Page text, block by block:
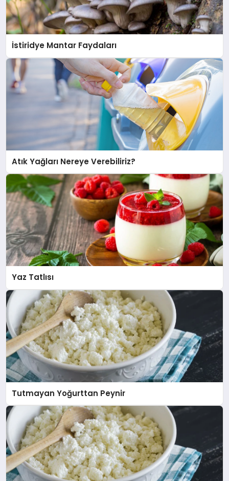
İstiridye Mantar Faydaları
Atık Yağları Nereye Verebiliriz?
Yaz Tatlısı
Tutmayan Yoğurttan Peynir